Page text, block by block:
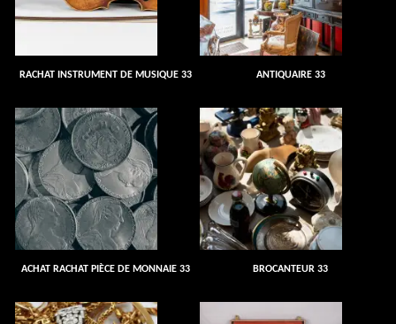
RACHAT INSTRUMENT DE MUSIQUE 33 ANTIQUAIRE 33
ACHAT RACHAT PIÈCE DE MONNAIE 33 BROCANTEUR 33